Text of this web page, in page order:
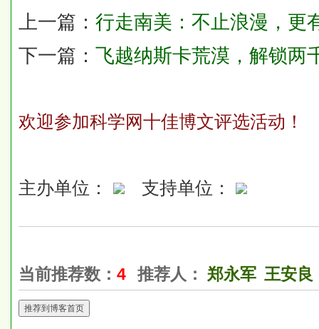
上一篇： 行走南美：不止浪漫，更
下一篇： 飞越纳斯卡荒漠，解锁两
欢迎参加科学网十佳博文评选活动！
主办单位： 支持单位：
当前推荐数： 4 推荐人： 郑永军 王安良
推荐到博客首页